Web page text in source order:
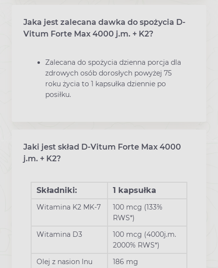
Jaka jest zalecana dawka do spożycia D-
Vitum Forte Max 4000 j.m. + K2?
Zalecana do spożycia dzienna porcja dla
zdrowych osób dorosłych powyżej 75
roku życia to 1 kapsułka dziennie po
posiłku.
Jaki jest skład D-Vitum Forte Max 4000
j.m. + K2?
Składniki: 1 kapsułka
Witamina K2 MK-7
100 mcg (133%
RWS*)
Witamina D3
100 mcg (4000j.m.
2000% RWS*)
Olej z nasion lnu
186 mg